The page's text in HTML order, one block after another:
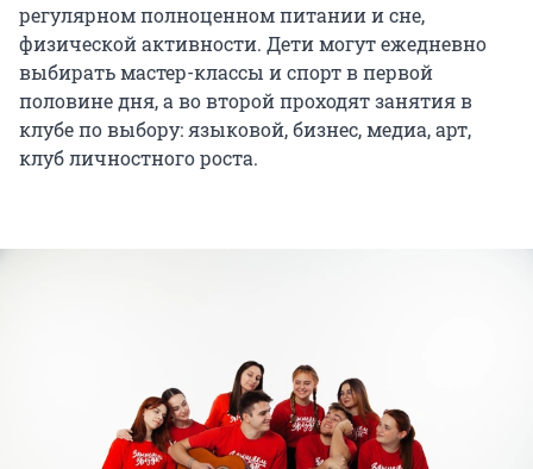
регулярном полноценном питании и сне,
физической активности. Дети могут ежедневно
выбирать мастер-классы и спорт в первой
половине дня, а во второй проходят занятия в
клубе по выбору: языковой, бизнес, медиа, арт,
клуб личностного роста.